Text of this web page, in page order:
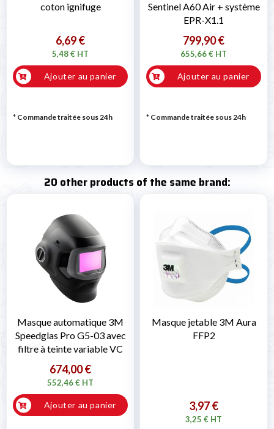
coton ignifuge
6,69 €
5,48 € HT
Ajouter au panier
* Commande traitée sous 24h
Sentinel A60 Air + système
EPR-X1.1
799,90 €
655,66 € HT
Ajouter au panier
* Commande traitée sous 24h
20 other products of the same brand:
Masque automatique 3M
Speedglas Pro G5-03 avec
filtre à teinte variable VC
674,00 €
552,46 € HT
Ajouter au panier
Masque jetable 3M Aura
FFP2
3,97 €
3,25 € HT